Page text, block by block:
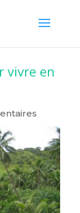
vivre en